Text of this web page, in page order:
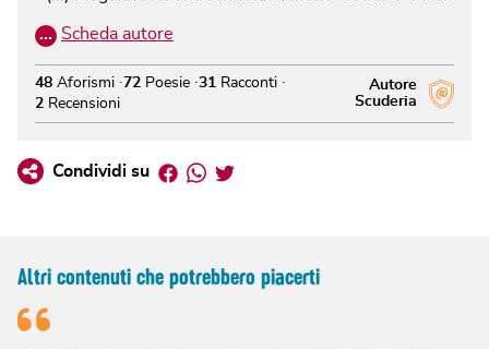
… Scheda autore
Autore
Scuderia
48 Aforismi 72 Poesie 31
Racconti
2 Recensioni
Condividi su Facebook
Whatsapp
Twitter
Altri contenuti che potrebbero piacerti